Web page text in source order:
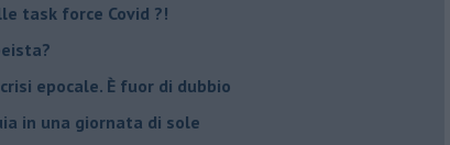
task force Covid ?!
epocale. È fuor di dubbio
in una giornata di sole